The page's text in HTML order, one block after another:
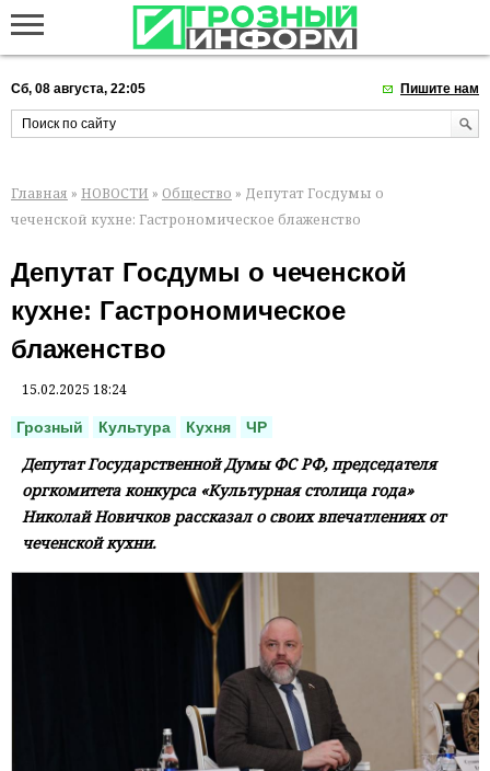
Сб, 08 августа, 22:05 Пишите нам
Главная » НОВОСТИ » Общество » Депутат Госдумы о
чеченской кухне: Гастрономическое блаженство
Депутат Госдумы о чеченской
кухне: Гастрономическое
блаженство
15.02.2025 18:24
Грозный Культура Кухня ЧР
Депутат Государственной Думы ФС РФ, председателя
оргкомитета конкурса «Культурная столица года»
Николай Новичков рассказал о своих впечатлениях от
чеченской кухни.